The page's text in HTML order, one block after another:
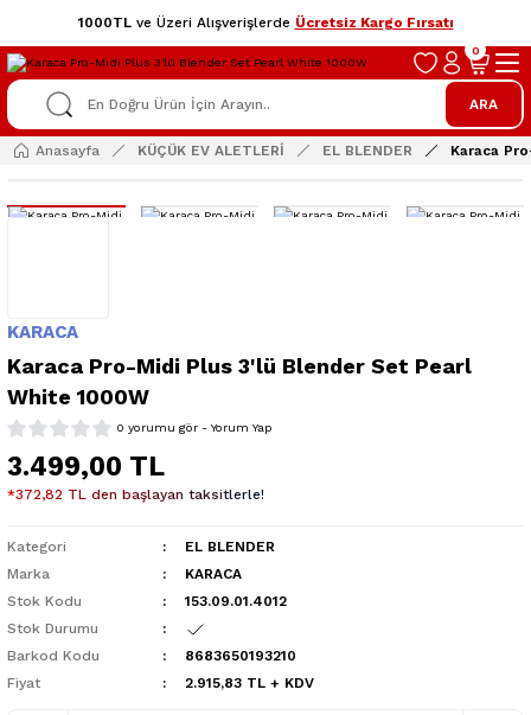
1000TLve Üzeri Alışverişlerde Ücretsiz Kargo Fırsatı
ARA
0
Anasayfa KÜÇÜK EV ALETLERİ EL BLENDER Karaca
KARACA
Karaca Pro-Midi Plus 3'lü Blender Set Pearl
White 1000W
0 yorumu gör - Yorum Yap
3.499,00 TL
*372,82 TL den başlayan taksitlerle!
Kategori
EL BLENDER
Marka
KARACA
Stok Kodu
153.09.01.4012
Stok Durumu
Barkod Kodu
8683650193210
Fiyat
2.915,83 TL + KDV